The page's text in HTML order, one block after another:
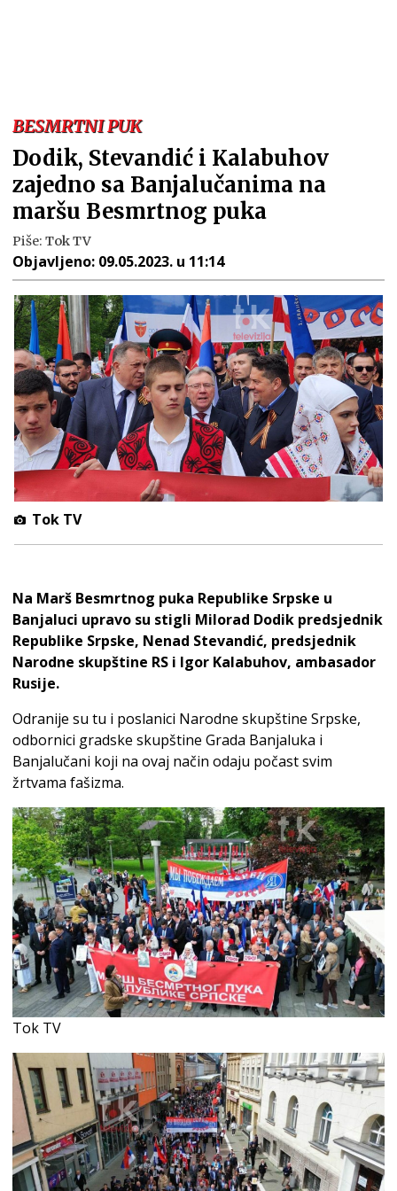
BESMRTNI PUK
Dodik, Stevandić i Kalabuhov
zajedno sa Banjalučanima na
maršu Besmrtnog puka
Piše: Tok TV
Objavljeno: 09.05.2023. u 11:14
Tok TV
Na Marš Besmrtnog puka Republike Srpske u
Banjaluci upravo su stigli Milorad Dodik predsjednik
Republike Srpske, Nenad Stevandić, predsjednik
Narodne skupštine RS i Igor Kalabuhov, ambasador
Rusije.
Odranije su tu i poslanici Narodne skupštine Srpske,
odbornici gradske skupštine Grada Banjaluka i
Banjalučani koji na ovaj način odaju počast svim
žrtvama fašizma.
Tok TV